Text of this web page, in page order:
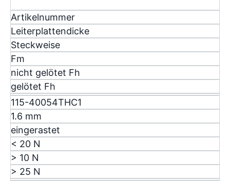
Artikelnummer
Leiterplattendicke
Steckweise
Fm
nicht gelötet Fh
gelötet Fh
115-40054THC1
1.6 mm
eingerastet
< 20 N
> 10 N
> 25 N